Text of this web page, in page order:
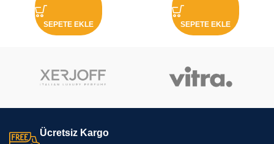
SEPETE EKLE SEPETE EKLE
Ücretsiz Kargo